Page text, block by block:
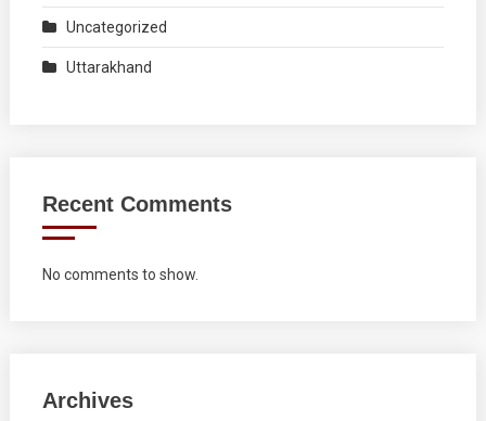
Uncategorized
Uttarakhand
Recent Comments
No comments to show.
Archives